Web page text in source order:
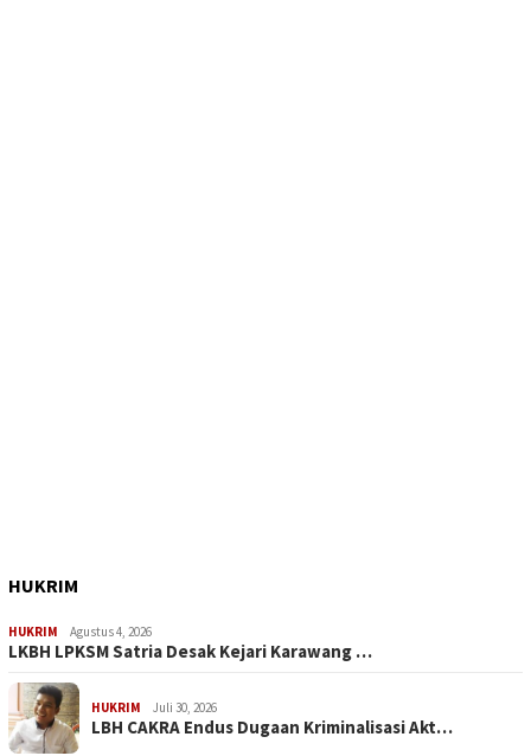
HUKRIM
HUKRIM Agustus 4, 2026
LKBH LPKSM Satria Desak Kejari Karawang …
HUKRIM Juli 30, 2026
LBH CAKRA Endus Dugaan Kriminalisasi Akt…